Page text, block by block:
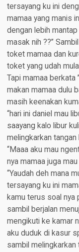
tersayang ku ini
mamaa yang manis
dengan lebih
masak nih ??”
toket mamaa dan
toket yang udah
Tapi mamaa berkata
makan mamaa dulu
masih keenakan
“hari ini daniel mau
saayang kalo libur
melingkarkan
“Maaa aku mau
nya mamaa juga
“Yaudah deh mana
tersayang ku ini
kamu terus soal nya
sambil berjalan
mengikuti ke kamar
aku duduk di kasur
sambil melingkarkan